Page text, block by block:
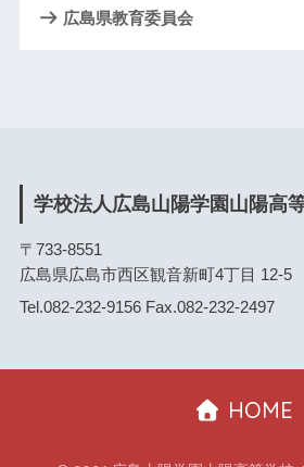
広島県教育委員会
学校法人広島山陽学園山陽高
〒733-8551
広島県広島市西区観音新町4丁目 12-5
Tel.082-232-9156 Fax.082-232-2497
HOME